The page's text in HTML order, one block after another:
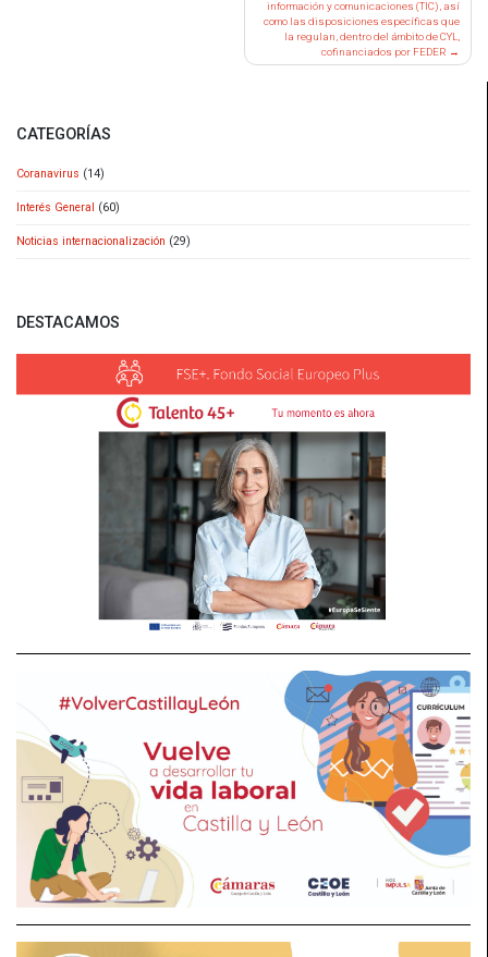
CATEGORÍAS
Coranavirus (14)
Interés General (60)
Noticias internacionalización (29)
DESTACAMOS
información y comunicaciones (TIC), así
como las disposiciones específicas que
la regulan, dentro del ámbito de CYL,
cofinanciados por FEDER